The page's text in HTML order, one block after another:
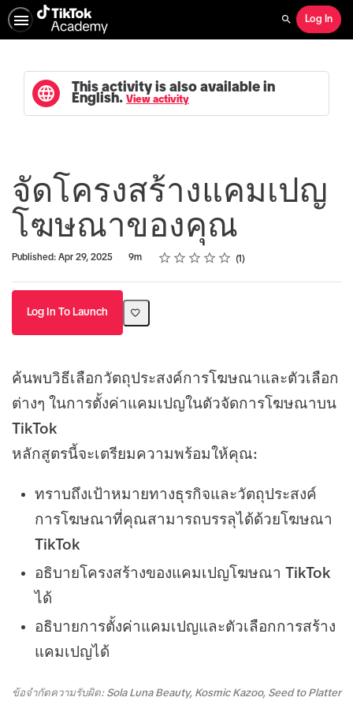
Search
Log In
This activity is also available in
English. View activity
จัดโครงสร้างแคมเปญ
โฆษณาของคุณ
Published: Apr 29, 2025
Duration 9m Rating
1 star
2 stars
3 stars
4 stars
5 stars
Average rating: 5.0 1
1 review
Log In To Launch
ค้นพบวิธีเลือกวัตถุประสงค์การโฆษณาและตัวเลือก
ต่างๆ ในการตั้งค่าแคมเปญในตัวจัดการโฆษณาบน
TikTok
หลักสูตรนี้จะเตรียมความพร้อมให้คุณ:
ทราบถึงเป้าหมายทางธุรกิจและวัตถุประสงค์
การโฆษณาที่คุณสามารถบรรลุได้ด้วยโฆษณา
TikTok
อธิบายโครงสร้างของแคมเปญโฆษณา TikTok
ได้
อธิบายการตั้งค่าแคมเปญและตัวเลือกการสร้าง
แคมเปญได้
ข้อจำกัดความรับผิด: Sola Luna Beauty, Kosmic Kazoo, Seed to Platter